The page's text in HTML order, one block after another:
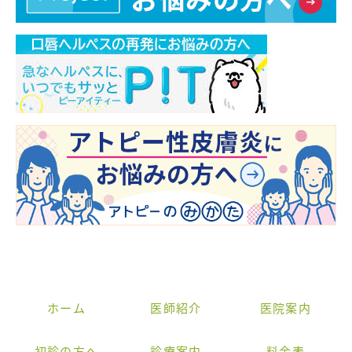
ホーム 医師紹介 医院案内